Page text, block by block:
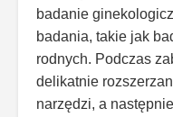
badanie
badania, takie jak
rodnych. Podczas
delikatnie
narzędzi, a